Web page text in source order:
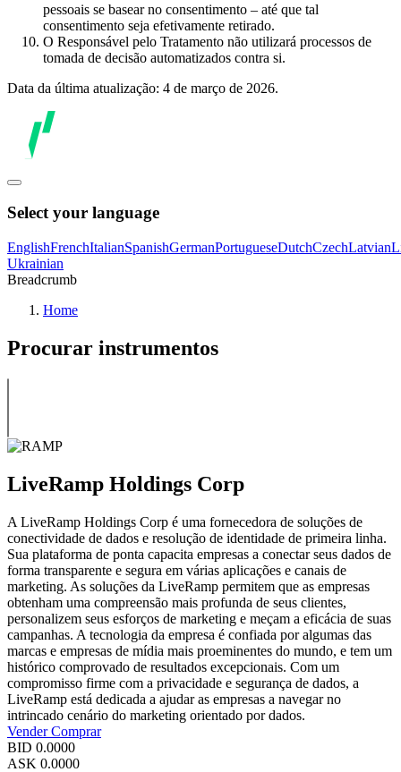
pessoais se basear no consentimento – até que tal
consentimento seja efetivamente retirado.
O Responsável pelo Tratamento não utilizará processos de
tomada de decisão automatizados contra si.
Data da última atualização: 4 de março de 2026.
Select your language
EnglishFrenchItalianSpanishGermanPortugueseDutchCzechLatvian
Ukrainian
Breadcrumb
Home
Procurar instrumentos
LiveRamp Holdings Corp
A LiveRamp Holdings Corp é uma fornecedora de soluções de
conectividade de dados e resolução de identidade de primeira linha.
Sua plataforma de ponta capacita empresas a conectar seus dados de
forma transparente e segura em várias aplicações e canais de
marketing. As soluções da LiveRamp permitem que as empresas
obtenham uma compreensão mais profunda de seus clientes,
personalizem seus esforços de marketing e meçam a eficácia de suas
campanhas. A tecnologia da empresa é confiada por algumas das
marcas e empresas de mídia mais proeminentes do mundo, e tem um
histórico comprovado de resultados excepcionais. Com um
compromisso firme com a privacidade e segurança de dados, a
LiveRamp está dedicada a ajudar as empresas a navegar no
intrincado cenário do marketing orientado por dados.
VenderComprar
BID 0.0000
ASK 0.0000